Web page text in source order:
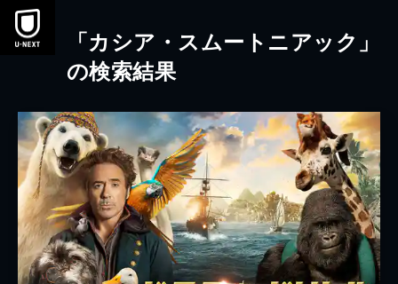
本文へスキップ
「カシア・スムートニアック」
の検索結果